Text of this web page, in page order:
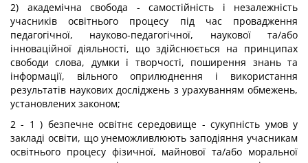
2) академічна свобода - самостійність і незалежність
учасників освітнього процесу під час провадження
педагогічної, науково-педагогічної, наукової та/або
інноваційної діяльності, що здійснюється на принципах
свободи слова, думки і творчості, поширення знань та
інформації, вільного оприлюднення і використання
результатів наукових досліджень з урахуванням обмежень,
установлених законом;
2 - 1 ) безпечне освітнє середовище - сукупність умов у
закладі освіти, що унеможливлюють заподіяння учасникам
освітнього процесу фізичної, майнової та/або моральної